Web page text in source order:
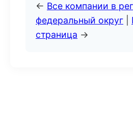
← Все компании в
федеральный округ
страница →